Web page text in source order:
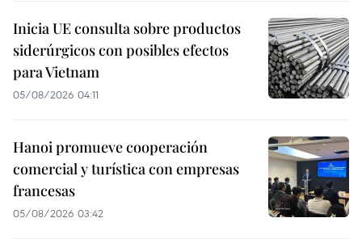
Inicia UE consulta sobre productos
siderúrgicos con posibles efectos
para Vietnam
05/08/2026 04:11
Hanoi promueve cooperación
comercial y turística con empresas
francesas
05/08/2026 03:42